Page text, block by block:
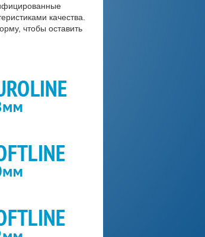
качества.
чтобы оставить